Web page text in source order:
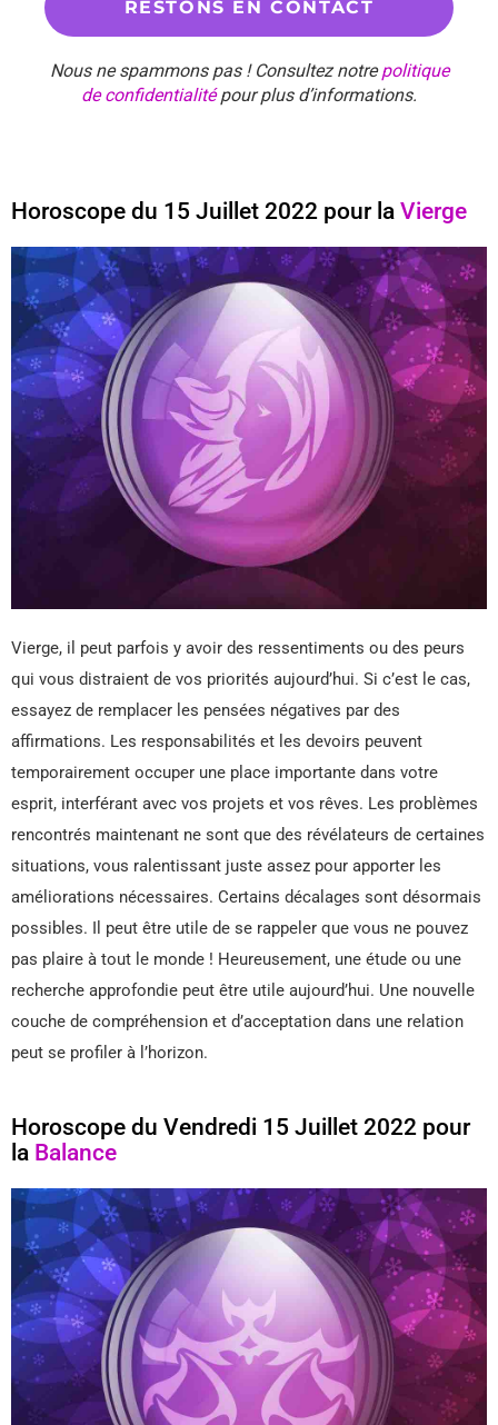
Nous ne spammons pas ! Consultez notrepolitique
de confidentialitépour plus d’informations.
Horoscope du 15 Juillet 2022 pour la Vierge
Vierge, il peut parfois y avoir des ressentiments ou des peurs
qui vous distraient de vos priorités aujourd’hui. Si c’est le cas,
essayez de remplacer les pensées négatives par des
affirmations. Les responsabilités et les devoirs peuvent
temporairement occuper une place importante dans votre
esprit, interférant avec vos projets et vos rêves. Les problèmes
rencontrés maintenant ne sont que des révélateurs de certaines
situations, vous ralentissant juste assez pour apporter les
améliorations nécessaires. Certains décalages sont désormais
possibles. Il peut être utile de se rappeler que vous ne pouvez
pas plaire à tout le monde ! Heureusement, une étude ou une
recherche approfondie peut être utile aujourd’hui. Une nouvelle
couche de compréhension et d’acceptation dans une relation
peut se profiler à l’horizon.
Horoscope du Vendredi 15 Juillet 2022 pour
la Balance